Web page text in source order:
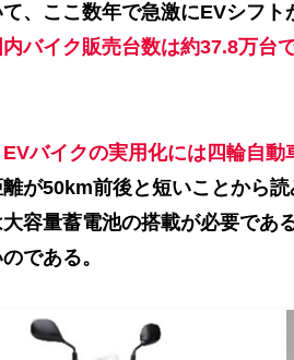
、ここ数年で急激にEVシフト
バイク販売台数は約37.8万台
EVバイクの実用化には四輪自動
が50km前後と短いことから
容量蓄電池の搭載が必要であ
である。